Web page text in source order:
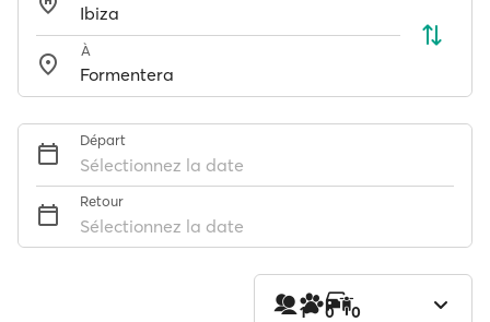
À
Départ
Sélectionnez la date
Retour
Sélectionnez la date
1 0 0